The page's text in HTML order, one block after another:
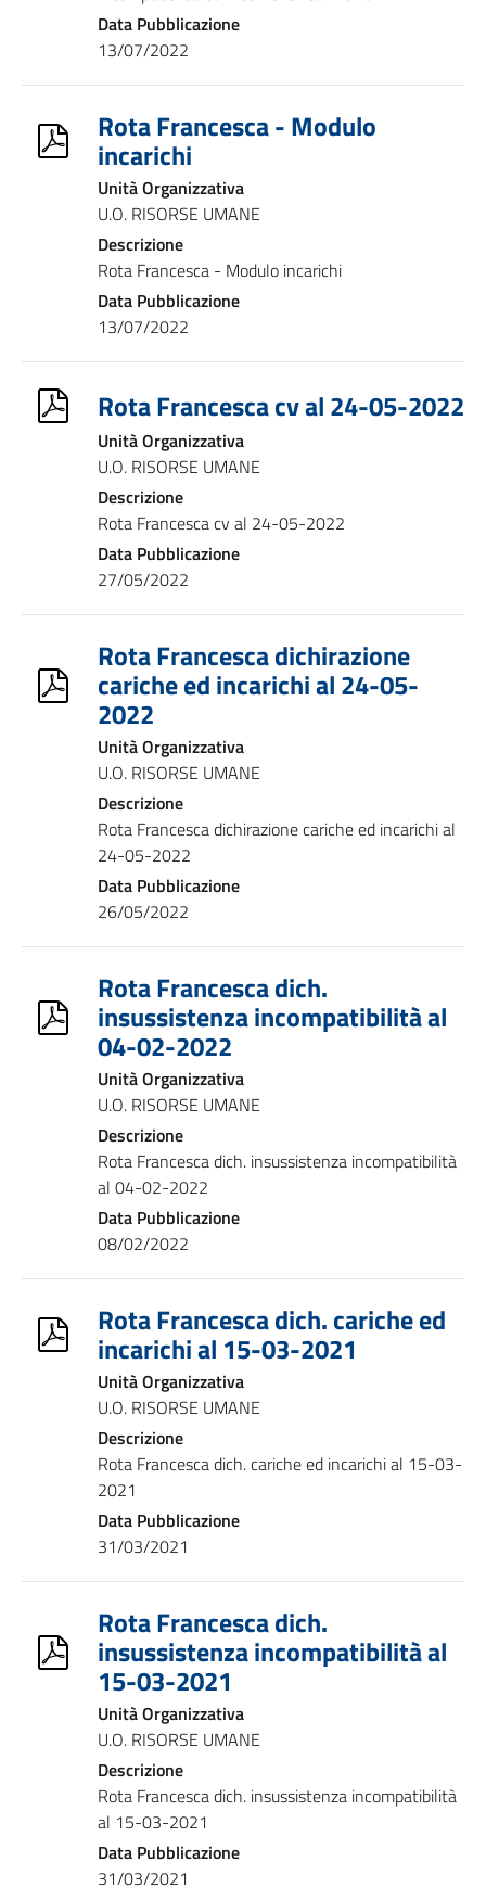
Data Pubblicazione
13/07/2022
Rota Francesca - Modulo
incarichi
Unità Organizzativa
U.O. RISORSE UMANE
Descrizione
Rota Francesca - Modulo incarichi
Data Pubblicazione
13/07/2022
Rota Francesca cv al 24-05-2022
Unità Organizzativa
U.O. RISORSE UMANE
Descrizione
Rota Francesca cv al 24-05-2022
Data Pubblicazione
27/05/2022
Rota Francesca dichirazione
cariche ed incarichi al 24-05-
2022
Unità Organizzativa
U.O. RISORSE UMANE
Descrizione
Rota Francesca dichirazione cariche ed incarichi al
24-05-2022
Data Pubblicazione
26/05/2022
Rota Francesca dich.
insussistenza incompatibilità al
04-02-2022
Unità Organizzativa
U.O. RISORSE UMANE
Descrizione
Rota Francesca dich. insussistenza incompatibilità
al 04-02-2022
Data Pubblicazione
08/02/2022
Rota Francesca dich. cariche ed
incarichi al 15-03-2021
Unità Organizzativa
U.O. RISORSE UMANE
Descrizione
Rota Francesca dich. cariche ed incarichi al 15-03-
2021
Data Pubblicazione
31/03/2021
Rota Francesca dich.
insussistenza incompatibilità al
15-03-2021
Unità Organizzativa
U.O. RISORSE UMANE
Descrizione
Rota Francesca dich. insussistenza incompatibilità
al 15-03-2021
Data Pubblicazione
31/03/2021